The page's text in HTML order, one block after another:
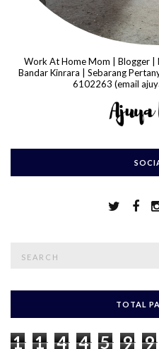
Work At Home Mom | Blogger |
Bandar Kinrara | Sebarang
6102263 (email
c
f
r
TOTAL
1 1 4 4 5 9 9